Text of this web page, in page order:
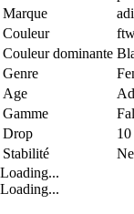
Marque
Couleur
Couleur dominante
Genre
Age
Gamme
Drop
Stabilité
Loading...
Loading...